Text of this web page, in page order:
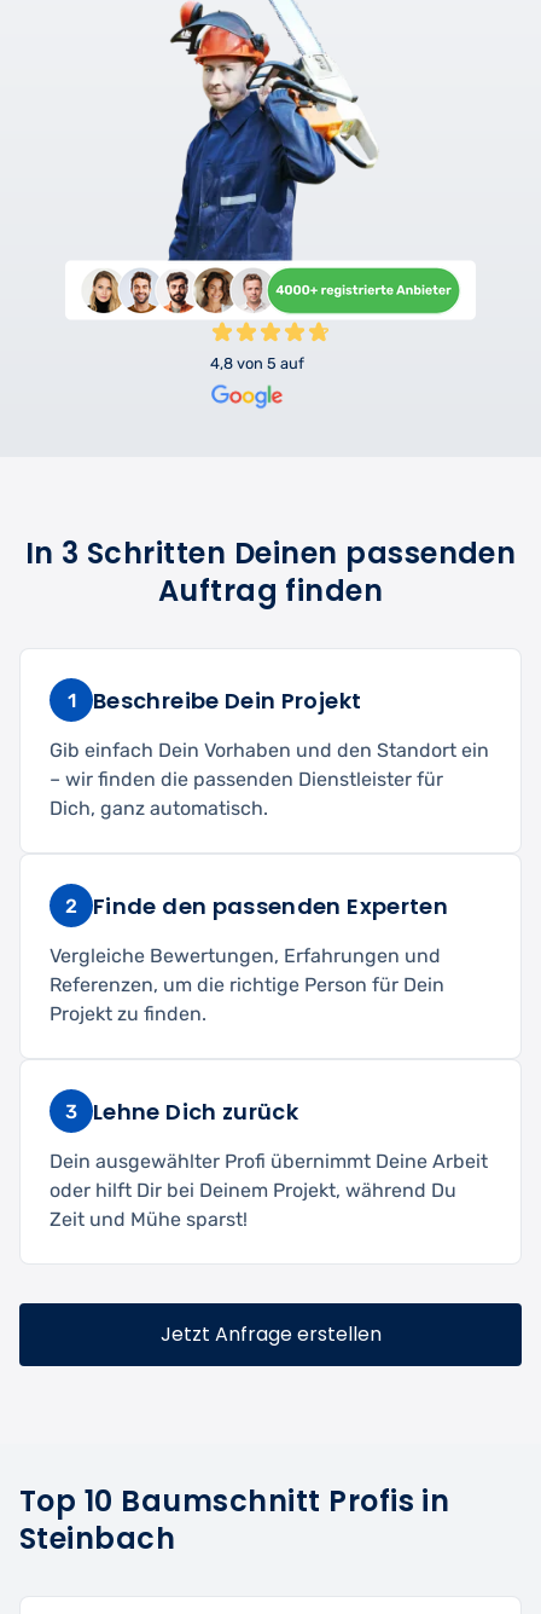
4,8 von 5 auf
In 3 Schritten Deinen passenden
Auftrag finden
1 Beschreibe Dein Projekt
Gib einfach Dein Vorhaben und den Standort ein
– wir finden die passenden Dienstleister für
Dich, ganz automatisch.
2 Finde den passenden Experten
Vergleiche Bewertungen, Erfahrungen und
Referenzen, um die richtige Person für Dein
Projekt zu finden.
3 Lehne Dich zurück
Dein ausgewählter Profi übernimmt Deine Arbeit
oder hilft Dir bei Deinem Projekt, während Du
Zeit und Mühe sparst!
Jetzt Anfrage erstellen
Top 10 Baumschnitt Profis in
Steinbach